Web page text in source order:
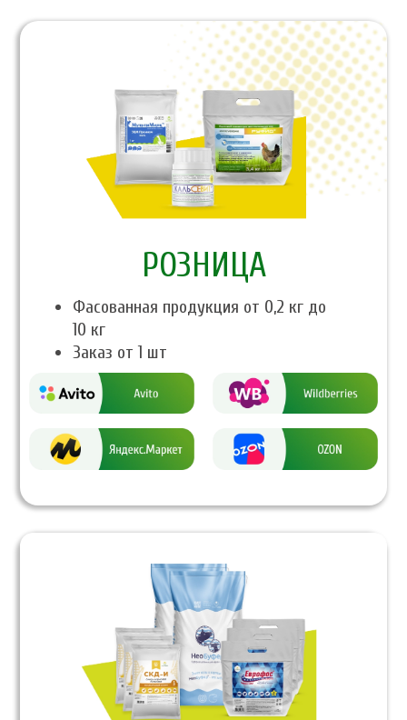
PОЗНИЦА
Фасованная продукция от 0,2 кг до
10 кг
Заказ от 1 шт